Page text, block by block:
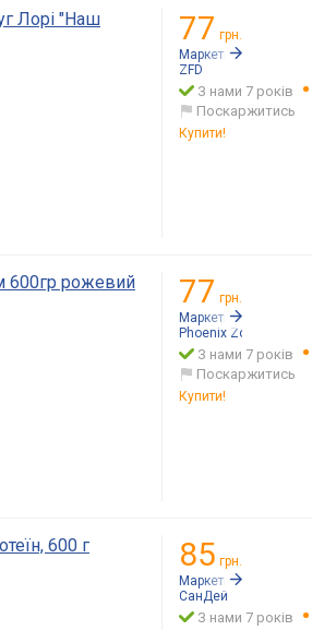
Лорі "Наш
77 грн.
Маркетплейс:
ZFD
З нами 7 років
Поскаржитись
Купити!
600гр рожевий
77 грн.
Маркетплейс:
Phoenix Zoo
З нами 7 років
Поскаржитись
Купити!
600 г 85 грн.
Маркетплейс:
СанДей
З нами 7 років